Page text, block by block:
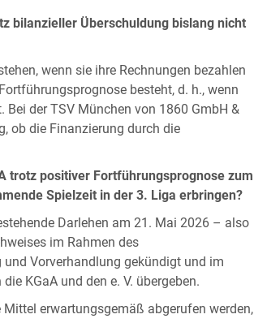
bilanzieller Überschuldung bislang nicht
wenn sie ihre Rechnungen bezahlen
besteht, d. h., wenn
der TSV München von 1860 GmbH &
ob die Finanzierung durch die
trotz positiver Fortführungsprognose zum
Spielzeit in der 3. Liga erbringen?
Darlehen am 21. Mai 2026 – also
im Rahmen des
Vorverhandlung gekündigt und im
KGaA und den e. V. übergeben.
erwartungsgemäß abgerufen werden,